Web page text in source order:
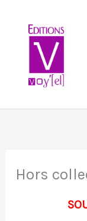
contenu
Hors